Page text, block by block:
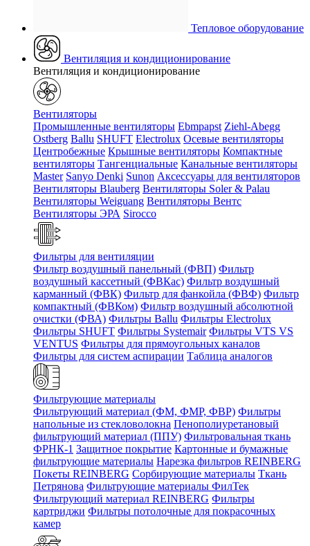
Тепловое оборудование
Вентиляция и кондиционирование
Вентиляция и кондиционирование
Вентиляторы
Промышленные вентиляторы Ebmpapst Ziehl-Abegg
Ostberg Ballu SHUFT Electrolux Осевые вентиляторы
Центробежные Крышные вентиляторы Компактные
вентиляторы Тангенциальные Канальные вентиляторы
Master Sanyo Denki Sunon Аксессуары для вентиляторов
Вентиляторы Blauberg Вентиляторы Soler & Palau
Вентиляторы Weiguang Вентиляторы Вентс
Вентиляторы ЭРА Sirocco
Фильтры для вентиляции
Фильтр воздушный панельный (ФВП) Фильтр
воздушный кассетный (ФВКас) Фильтр воздушный
карманный (ФВК) Фильтр для фанкойла (ФВФ) Фильтр
компактный (ФВКом) Фильтр воздушный абсолютной
очистки (ФВА) Фильтры Ballu Фильтры Electrolux
Фильтры SHUFT Фильтры Systemair Фильтры VTS VS
VENTUS Фильтры для прямоугольных каналов
Фильтры для систем аспирации Таблица аналогов
Фильтрующие материалы
Фильтрующий материал (ФМ, ФМР, ФВР) Фильтры
напольные из стекловолокна Пенополиуретановый
фильтрующий материал (ППУ) Фильтровальная ткань
ФРНК-1 Защитное покрытие Картонные и бумажные
фильтрующие материалы Нарезка фильтров REINBERG
Покеты REINBERG Сорбирующие материалы Ткань
Петрянова Фильтрующие материалы ФилТек
Фильтрующий материал REINBERG Фильтры
картриджи Фильтры потолочные для покрасочных
камер